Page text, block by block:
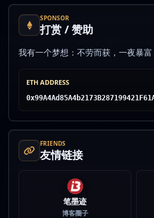
SPONSOR
打赏 / 赞助
我有一个梦想：不劳而获，一夜暴富
ETH ADDRESS
FRIENDS
友情链接
笔墨迹
博客圈子